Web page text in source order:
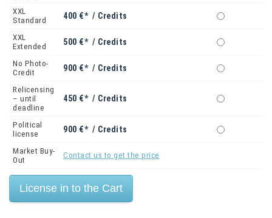
XXL
Standard
400 €* / Credits
XXL
Extended
500 €* / Credits
No Photo-
Credit
900 €* / Credits
Relicensing
– until
deadline
450 €* / Credits
Political
license
900 €* / Credits
Market Buy-
Out
Contact us to get the price